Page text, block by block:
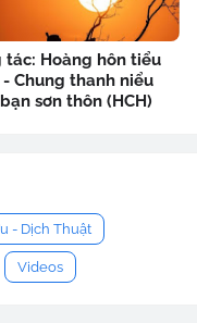
tác: Hoàng hôn tiểu
- Chung thanh niểu
sơn thôn (HCH)
- Dịch Thuật
Videos